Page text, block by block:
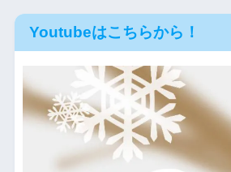
Youtubeはこちらから！